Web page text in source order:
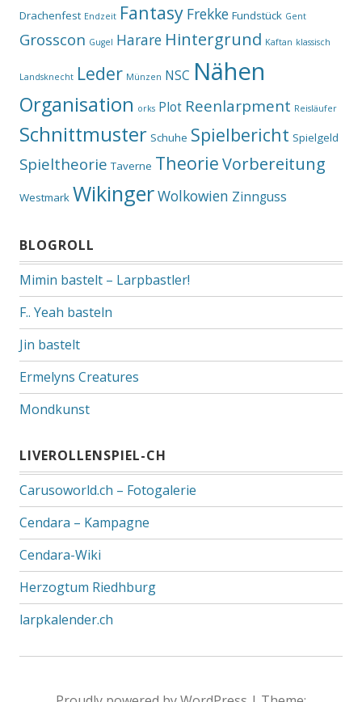
Drachenfest Endzeit Fantasy Frekke Fundstück Gent
Grosscon Gugel Harare Hintergrund Kaftan klassisch
Landsknecht Leder Münzen NSC Nähen
Organisation orks Plot Reenlarpment Reisläufer
Schnittmuster Schuhe Spielbericht Spielgeld
Spieltheorie Taverne TheorieVorbereitung
Westmark WikingerWolkowien Zinnguss
BLOGROLL
Mimin bastelt – Larpbastler!
F.. Yeah basteln
Jin bastelt
Ermelyns Creatures
Mondkunst
LIVEROLLENSPIEL-CH
Carusoworld.ch – Fotogalerie
Cendara – Kampagne
Cendara-Wiki
Herzogtum Riedhburg
larpkalender.ch